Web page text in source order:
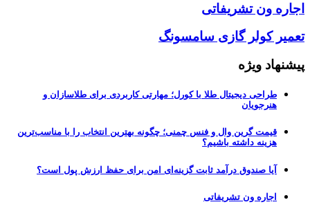
اجاره ون تشریفاتی
تعمیر کولر گازی سامسونگ
پیشنهاد ویژه
طراحی دیجیتال طلا با کورل؛ مهارتی کاربردی برای طلاسازان و
هنرجویان
قیمت گرین وال و فنس چمنی؛ چگونه بهترین انتخاب را با مناسب‌ترین
هزینه داشته باشیم؟
آیا صندوق درآمد ثابت گزینه‌ای امن برای حفظ ارزش پول است؟
اجاره ون تشریفاتی